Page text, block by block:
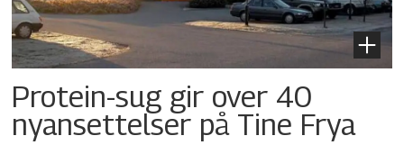
Protein-sug gir over 40
nyansettelser på Tine Frya